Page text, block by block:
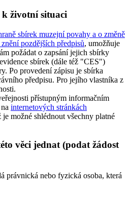
životní situaci
sbírek muzejní povahy a o změně
pozdějších předpisů, umožňuje
požádat o zapsání jejich sbírky
sbírek (dále též "CES")
Po provedení zápisu je sbírka
předpisu. Pro jejího vlastníka z
přístupným informačním
internetových stránkách
je možné shlédnout všechny platné
věci jednat (podat žádost
právnická nebo fyzická osoba, která